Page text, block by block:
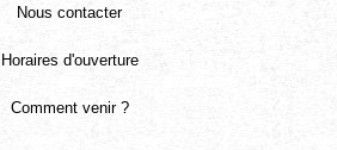
Nous contacter
Horaires d'ouverture
Comment venir ?